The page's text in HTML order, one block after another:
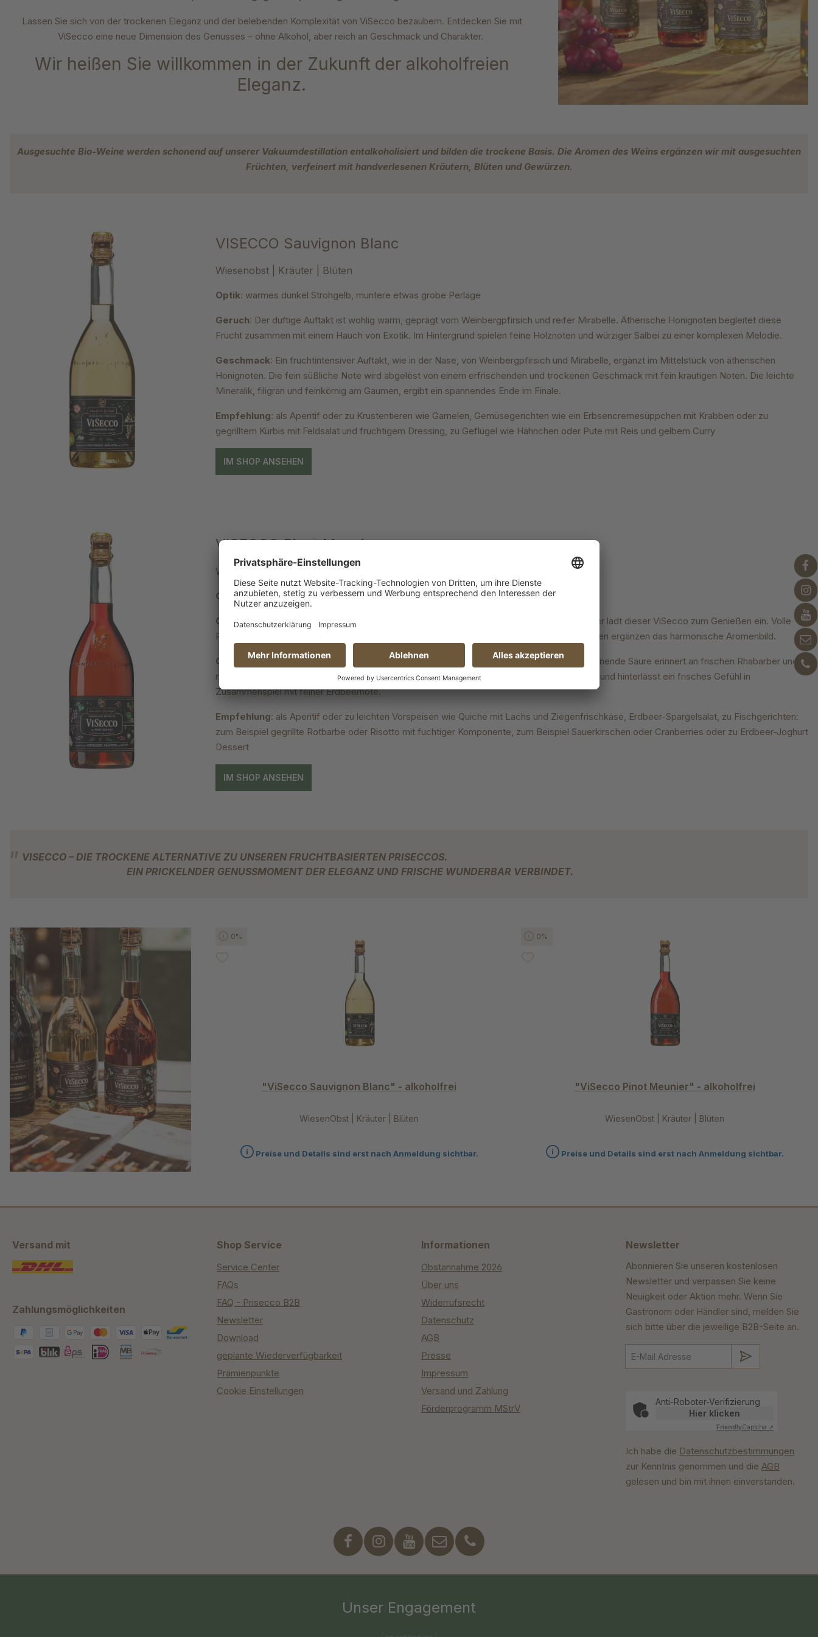
Lassen Sie sich von der trockenen Eleganz und der belebenden Komplexität von ViSecco bezaubern. Entdecken Sie mit
ViSecco eine neue Dimension des Genusses – ohne Alkohol, aber reich an Geschmack und Charakter.
Wir heißen Sie willkommen in der Zukunft der alkoholfreien
Eleganz.
Ausgesuchte Bio-Weine werden schonend auf unserer Vakuumdestillation entalkoholisiert und bilden die trockene Basis. Die Aromen des Weins ergänzen wir mit ausgesuchten
Früchten, verfeinert mit handverlesenen Kräutern, Blüten und Gewürzen.
VISECCO Sauvignon Blanc
Wiesenobst | Kräuter | Blüten
Optik: warmes dunkel Strohgelb, muntere etwas grobe Perlage
Geruch: Der duftige Auftakt ist wohlig warm, geprägt vom Weinbergpfirsich und reifer Mirabelle. Ätherische Honignoten begleitet diese
Frucht zusammen mit einem Hauch von Exotik. Im Hintergrund spielen feine Holznoten und würziger Salbei zu einer komplexen Melodie.
Geschmack: Ein fruchtintensiver Auftakt, wie in der Nase, von Weinbergpfirsich und Mirabelle, ergänzt im Mittelstück von ätherischen
Honignoten. Die fein süßliche Note wird abgelöst von einem erfrischenden und trockenen Geschmack mit fein krautigen Noten. Die leichte
Mineralik, filigran und feinkörnig am Gaumen, ergibt ein spannendes Ende im Finale.
Empfehlung: als Aperitif oder zu Krustentieren wie Garnelen, Gemüsegerichten wie ein Erbsencremesüppchen mit Krabben oder zu
gegrilltem Kürbis mit Feldsalat und fruchtigem Dressing, zu Geflügel wie Hähnchen oder Pute mit Reis und gelbem Curry
IM SHOP ANSEHEN
VISECCO Pinot Meunier
Wiesenobst | Kräuter | Blüten
Optik: Erdbeerrot mit munterer Perlage
Geruch: Mit einem wonnigen Duft mit dem Gefühl von Frühling nach Erdbeere und Rhabarber lädt dieser ViSecco zum Genießen ein. Volle
Rosenblüten und ätherische Waldmeisternoten sowie ergänzend erfrischend zitronige Aromen ergänzen das harmonische Aromenbild.
Geschmack : Wie im Duft ist der Geschmack von vollem und fruchtigen Charakter. Die spannende Säure erinnert an frischen Rhabarber und
macht den ViSecco lebendig auf der Zunge. Die Perlage ist fein und angenehm am Gaumen und hinterlässt ein frisches Gefühl in
Zusammenspiel mit feiner Erdbeernote.
Empfehlung: als Aperitif oder zu leichten Vorspeisen wie Quiche mit Lachs und Ziegenfrischkäse, Erdbeer-Spargelsalat, zu Fischgerichten:
zum Beispiel gegrillte Rotbarbe oder Risotto mit fuchtiger Komponente, zum Beispiel Sauerkirschen oder Cranberries oder zu Erdbeer-Joghurt
Dessert
IM SHOP ANSEHEN
VISECCO – DIE TROCKENE ALTERNATIVE ZU UNSEREN FRUCHTBASIERTEN PRISECCOS.
EIN PRICKELNDER GENUSSMOMENT DER ELEGANZ UND FRISCHE WUNDERBAR VERBINDET.
Produktgalerie überspringen
0%
"ViSecco Sauvignon Blanc" - alkoholfrei
WiesenObst | Kräuter | Blüten
Preise und Details sind erst nach Anmeldung sichtbar.
0%
"ViSecco Pinot Meunier" - alkoholfrei
WiesenObst | Kräuter | Blüten
Preise und Details sind erst nach Anmeldung sichtbar.
Versand mit
Zahlungsmöglichkeiten
Shop Service
Service Center
FAQs
FAQ - Prisecco B2B
Newsletter
Download
geplante Wiederverfügbarkeit
Prämienpunkte
Cookie Einstellungen
Informationen
Obstannahme 2026
Über uns
Widerrufsrecht
Datenschutz
AGB
Presse
Impressum
Versand und Zahlung
Förderprogramm MStrV
Newsletter
Abonnieren Sie unseren kostenlosen
Newsletter und verpassen Sie keine
Neuigkeit oder Aktion mehr. Wenn Sie
Gastronom oder Händler sind, melden Sie
sich bitte über die jeweilige B2B-Seite an.
Anti-Roboter-Verifizierung
Hier klicken
FriendlyCaptcha ⇗
Ich habe die Datenschutzbestimmungen
zur Kenntnis genommen und die AGB
gelesen und bin mit ihnen einverstanden.
Unser Engagement